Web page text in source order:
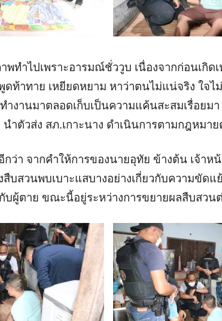
พทำไปเพราะอารมณ์ชั่ววูบ เนื่องจากก่อนเกิ
ท้าทาย เหยียดหยาม หาว่าตนไม่แน่จริง ใจไ
ำงานมาตลอดเก็บเป็นความแค้นสะสมเรื่อยม
ำตัวส่ง สภ.เกาะนาง ดำเนินการตามกฎหมาย
กว่า จากคำให้การของนายอุทัย ข้างต้น เจ้าห
สืบสวนพบเบาะแสบางอย่างเกี่ยวกับความขัด
บผู้ตาย ขณะนี้อยู่ระหว่างการขยายผลสืบสวน